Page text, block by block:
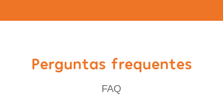
Perguntas frequentes
FAQ